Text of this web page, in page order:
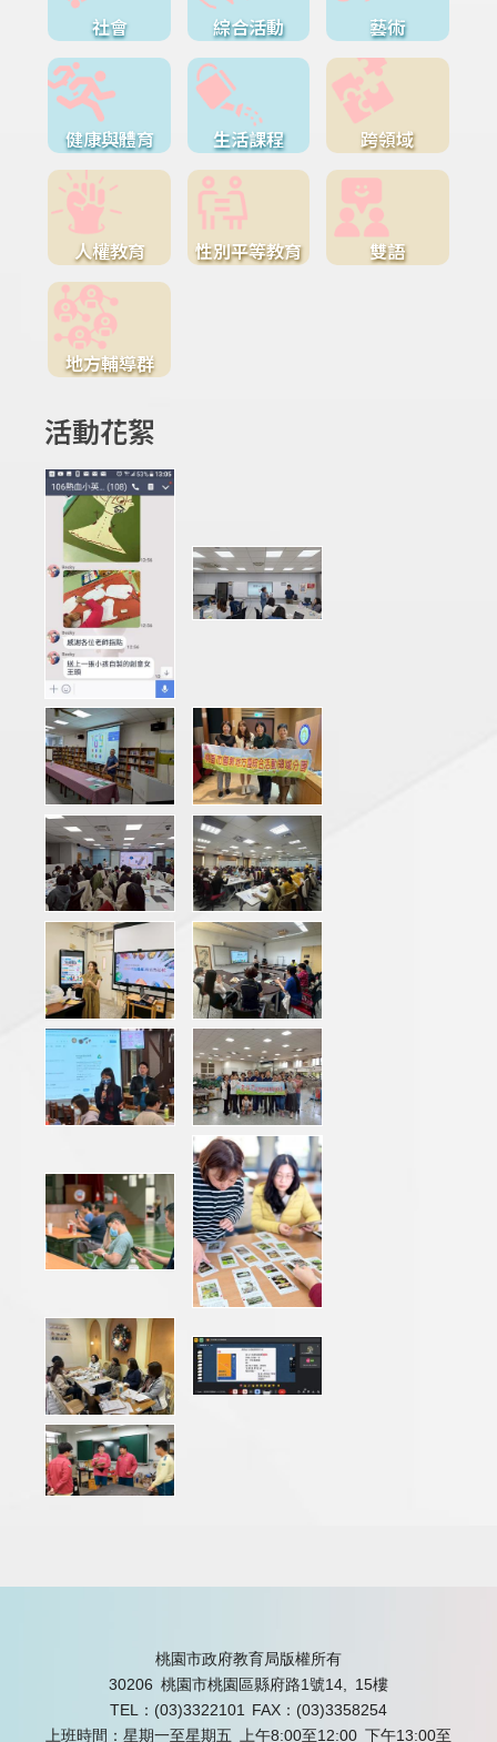
社會 綜合活動 藝術
健康與體育 生活課程 跨領域
人權教育 性別平等教育 雙語
地方輔導群
活動花絮
桃園市政府教育局版權所有
30206 桃園市桃園區縣府路1號14, 15樓
TEL：(03)3322101
FAX：(03)3358254
上班時間：星期一至星期五 上午8:00至12:00 下午13:00至